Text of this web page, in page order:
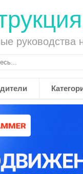
руководства